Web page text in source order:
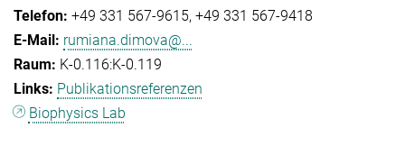
+49 331 567-9615 +49 331 567-9418
rumiana.dimova@...
K-0.116:K-0.119
Publikationsreferenzen
Biophysics Lab